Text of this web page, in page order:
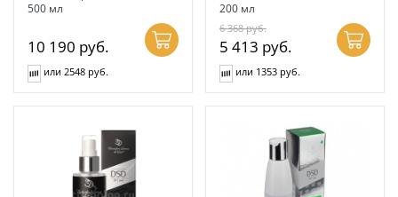
500 мл
10 190 руб.
или 2548 руб.
200 мл
6 368руб.
5 413 руб.
или 1353 руб.